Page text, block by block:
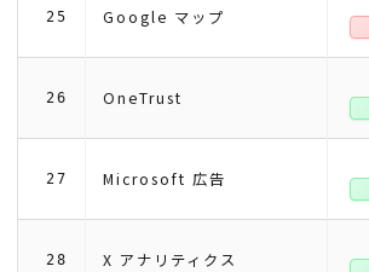
25 Google マップ
26 OneTrust
27 Microsoft 広告
28 X アナリティクス